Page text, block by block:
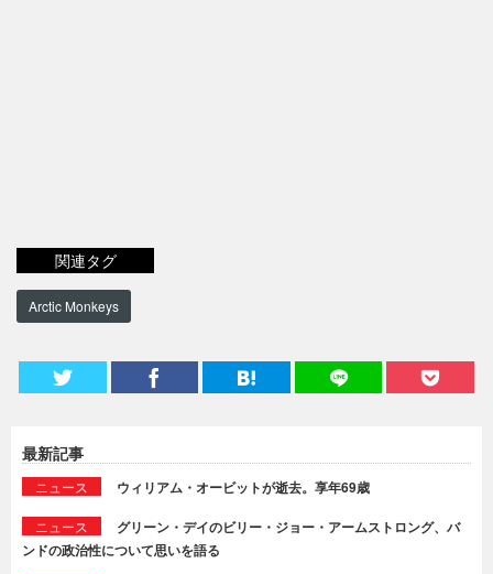
関連タグ
Arctic Monkeys
最新記事
ニュース ウィリアム・オービットが逝去。享年69歳
ニュース
グリーン・デイのビリー・ジョー・アームストロング、バ
ンドの政治性について思いを語る